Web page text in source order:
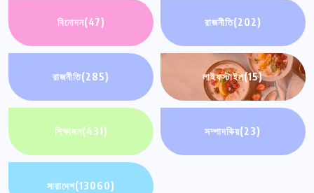
বিনোদন(47) রাজনীতি(202)
রাজনীতি(285) লাইফস্টাইল(15)
শিক্ষাঙ্গন(431) সম্পাদকিয়(23)
সারাদেশ(13060)